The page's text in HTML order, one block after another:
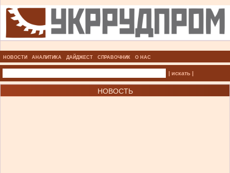
НОВОСТИ АНАЛИТИКА ДАЙДЖЕСТ СПРАВОЧНИК О НАС
| искать |
НОВОСТЬ